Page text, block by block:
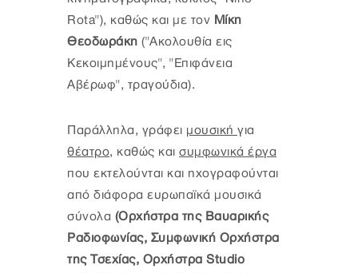
Rota"), καθώς και με τον Mίκη
Θεοδωράκη ("Aκολουθία εις
Kεκοιμημένους", "Eπιφάνεια
Aβέρωφ", τραγούδια).
Παράλληλα, γράφει μουσική για
θέατρο, καθώς και συμφωνικά έργα
που εκτελούνται και ηχογραφούνται
από διάφορα ευρωπαϊκά μουσικά
σύνολα (Ορχήστρα της Βαυαρικής
Ραδιοφωνίας, Συμφωνική Ορχήστρα
της Τσεχίας, Ορχήστρα Studio